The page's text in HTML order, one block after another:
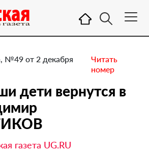
№49 от 2 декабря
Читать
номер
дети вернутся в
газета UG.RU